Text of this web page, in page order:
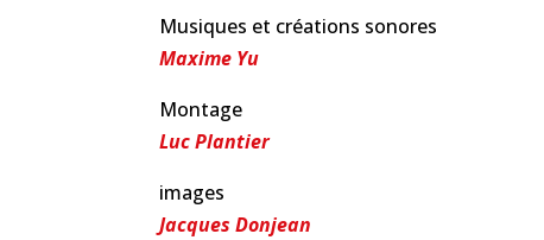
Musiques et créations sonores
Maxime Yu
Montage
Luc Plantier
images
Jacques Donjean